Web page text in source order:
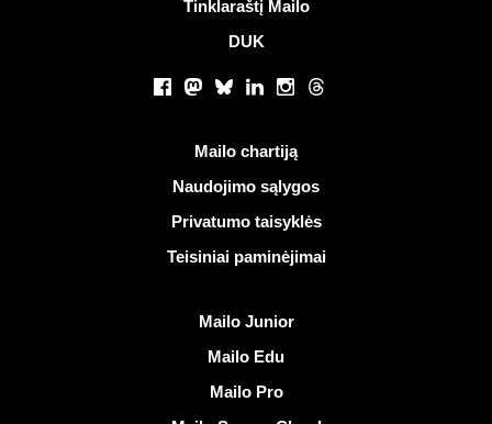
Tinklaraštį Mailo
DUK
Facebook
Mastodon
BlueskyLinkedInInstagram
Threads
Mailo chartiją
Naudojimo sąlygos
Privatumo taisyklės
Teisiniai paminėjimai
Mailo Junior
Mailo Edu
Mailo Pro